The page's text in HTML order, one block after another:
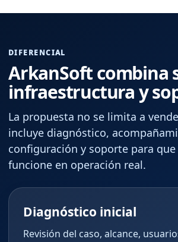
DIFERENCIAL
ArkanSoft combina
infraestructura y
La propuesta no se limita a
incluye diagnóstico,
configuración y soporte para
funcione en operación real.
Diagnóstico inicial
Revisión del caso, alcance,